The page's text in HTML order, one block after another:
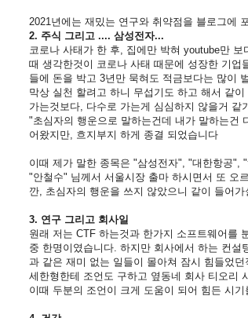
2021년에는 재밌는 연구와 취약점을 블로그에
2. 주식 그리고 .... 삼성전자...
코로나 사태가 한 후, 집에만 박혀 youtube만
때 생각한것이 코로나 사태 때문에 성장한 기업
들에 돈을 박고 3년만 묵혀도 적금보다는 많이
막상 실천 할려고 하니 무섭기도 하고 해서 같
가는것보다, 다수로 가는게 심심하지 않을거
"초심자의 행운으로 말하는건데 내가 말하는건
어왔지만, 흐지부지 하게 종결 되었습니다
이때 제가 말한 종목은 "삼성전자", "대한항공",
"안철수" 님께서 서울시장 출마 하시면서 또 오
깐, 초심자의 행운을 쓰지 않았으니 같이 들어
3. 연구 그리고 회사일
원래 저는 CTF 하는것과 한가지 소프트웨어를
중 한명이였습니다. 하지만 회사에서 하는 컨
과 같은 재미 없는 일들이 몰아쳐 잠시 힘들었
세한형한테 조언도 구하고 옆동네 회사 티오리
이때 두분의 조언이 크게 도움이 되어 힘든 시